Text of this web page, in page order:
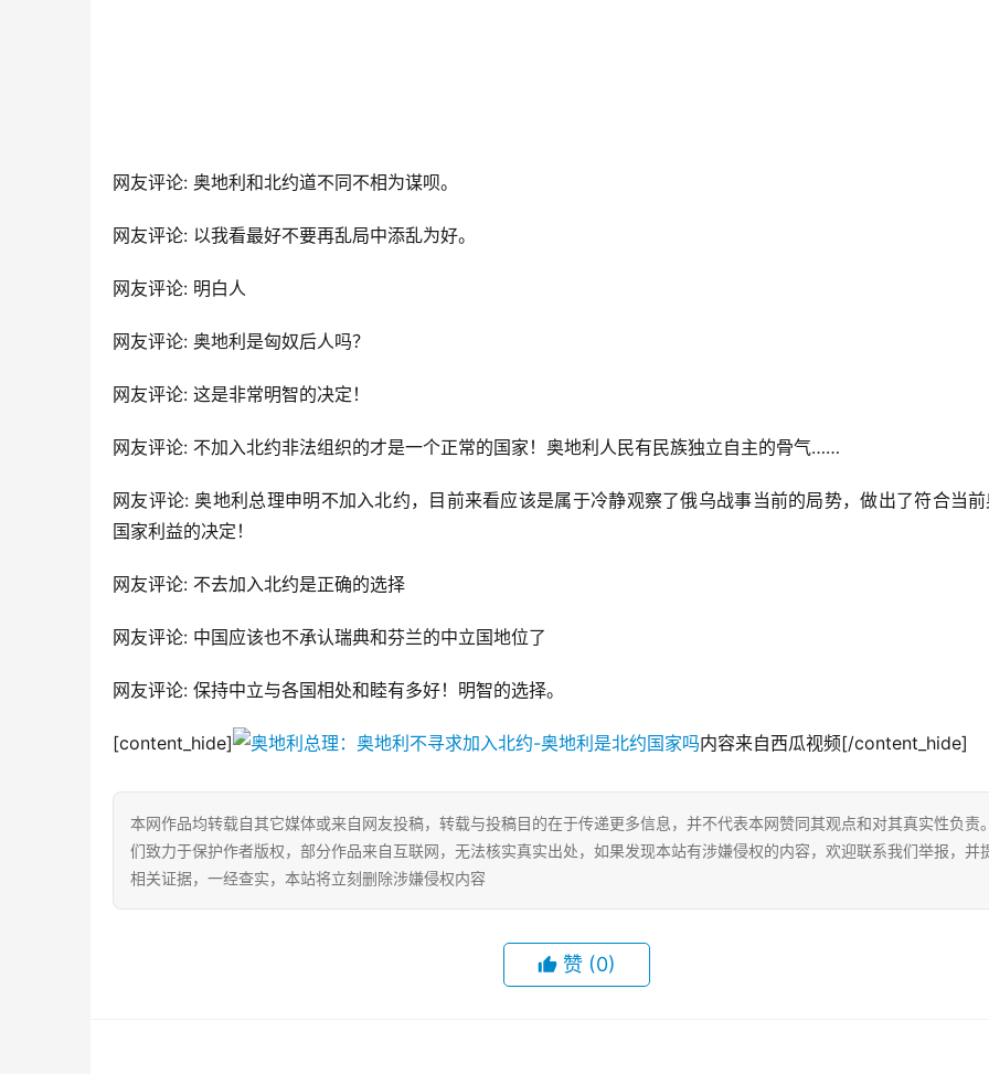
网友评论: 奥地利和北约道不同不相为谋呗。
网友评论: 以我看最好不要再乱局中添乱为好。
网友评论: 明白人
网友评论: 奥地利是匈奴后人吗？
网友评论: 这是非常明智的决定！
网友评论: 不加入北约非法组织的才是一个正常的国家！奥地利人民有民族独立自主的骨气……
网友评论: 奥地利总理申明不加入北约，目前来看应该是属于冷静观察了俄乌战事当前的局势，做出了符合当前
国家利益的决定！
网友评论: 不去加入北约是正确的选择
网友评论: 中国应该也不承认瑞典和芬兰的中立国地位了
网友评论: 保持中立与各国相处和睦有多好！明智的选择。
[content_hide] 内容来自西瓜视频[/content_hide]
本网作品均转载自其它媒体或来自网友投稿，转载与投稿目的在于传递更多信息，并不代表本网赞同其观点和对其真实性负责
们致力于保护作者版权，部分作品来自互联网，无法核实真实出处，如果发现本站有涉嫌侵权的内容，欢迎联系我们举报，并
相关证据，一经查实，本站将立刻删除涉嫌侵权内容
赞 (0)